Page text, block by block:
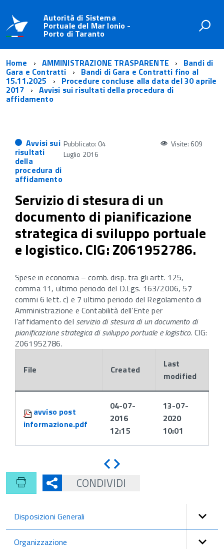
Autorità di Sistema
Portuale del Mar Ionio -
Porto di Taranto
Home AMMINISTRAZIONE TRASPARENTE Bandi di
Gara e Contratti Bandi di Gara e Contratti fino al
15.11.2025 Procedure concluse alla data del 30 aprile
2017 Avvisi sui risultati della procedura di
affidamento
Avvisi sui
risultati
della
procedura di
affidamento
Pubblicato: 04
Luglio 2016
Visite: 609
Servizio di stesura di un
documento di pianificazione
strategica di sviluppo portuale
e logistico. CIG: Z061952786.
Spese in economia – comb. disp. tra gli artt. 125,
comma 11, ultimo periodo del D.Lgs. 163/2006, 57
commi 6 lett. c) e 7 ultimo periodo del Regolamento di
Amministrazione e Contabilità dell’Ente per
l’affidamento del servizio di stesura di un documento di
pianificazione strategica di sviluppo portuale e logistico. CIG:
Z061952786.
File Created
Last
modified
avviso post
informazione.pdf
04-07-
2016
12:15
13-07-
2020
10:01
Indietro
CONDIVIDI
Disposizioni Generali
Organizzazione